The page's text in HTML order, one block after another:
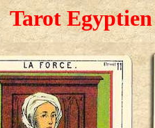
Tarot